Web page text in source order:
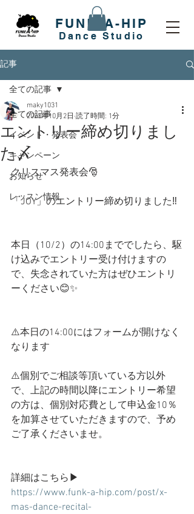
FUNK-A-HIP
​Dance Studio
記事
全ての記事
イベント・発表会
キャンペーン
お知らせ
レッスン情報
全ての記事
エントリー締め切りまし
た〆
maky1031
2023年10月2日 読了時間: 1分
クリスマス発表会🎅
「JOY」のエントリー締め切りました‼️
本日（10/2）の14:00まででしたら、駆
け込みでエントリー受け付けますの
で、失念されていた方はぜひエントリ
ーください😊✨
⚠️本日の14:00にはフォームが開けなく
なります
⚠️個別でご相談等頂いている方以外
で、上記の時間以降にエントリー希望
の方は、個別対応費として申込金10％
を加算させていただきますので、予め
ご了承くださいませ。
詳細はこちら▶︎
https://www.funk-a-hip.com/post/x-
mas-dance-recital-